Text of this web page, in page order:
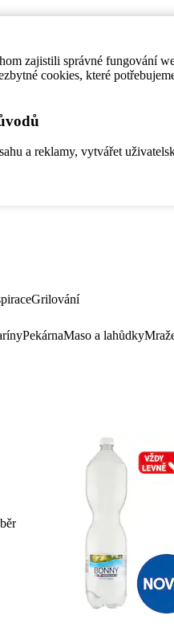
zajistili správné fungování
cookies, které
a reklamy, vytvářet
Grilování
PekárnaMaso a lahůdky